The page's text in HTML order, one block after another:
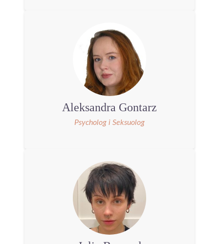
Aleksandra Gontarz
Psycholog i Seksuolog